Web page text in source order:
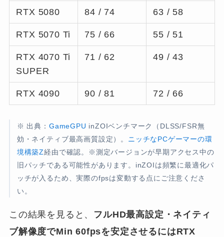
RTX 5080 84 / 74 63 / 58
RTX 5070 Ti 75 / 66 55 / 51
RTX 4070 Ti
SUPER
71 / 62 49 / 43
RTX 4090 90 / 81 72 / 66
※ 出典： GameGPU inZOIベンチマーク（DLSS/FSR無
効・ネイティブ最高画質設定）。 ニッチなPCゲーマーの環
境構築Z経由で確認。※測定バージョンが早期アクセス中の
旧パッチである可能性があります。inZOIは頻繁に最適化パ
ッチが入るため、実際のfpsは変動する点にご注意くださ
い。
この結果を見ると、 フルHD最高設定・ネイティ
ブ解像度でMin 60fpsを安定させるにはRTX